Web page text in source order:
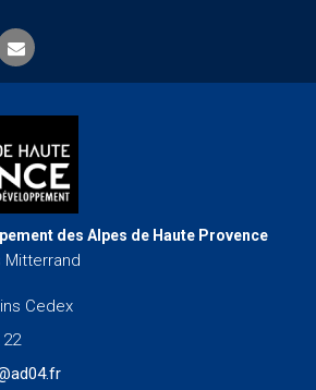
des Alpes de Haute Provence
Mitterrand
Cedex